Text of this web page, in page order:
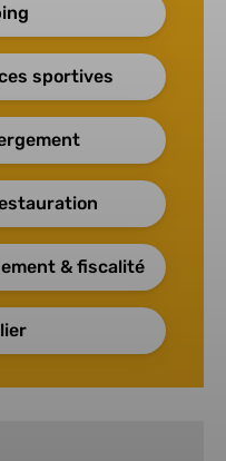
sportives
& fiscalité